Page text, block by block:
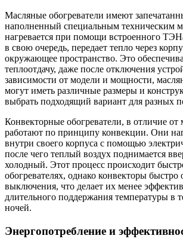
Масляные обогреватели имеют
наполненный специальным техническим
нагревается при помощи встроенного
в свою очередь, передает тепло через
окружающее пространство. Это
теплоотдачу, даже после отключения
зависимости от модели и мощности,
могут иметь различные размеры и
выбрать подходящий вариант для разных
Конвекторные обогреватели, в отличие от
работают по принципу конвекции. Они
внутри своего корпуса с помощью
после чего теплый воздух поднимается
холодный. Этот процесс происходит
обогревателях, однако конвекторы
выключения, что делает их менее
длительного поддержания температуры в
ночей.
Энергопотребление и